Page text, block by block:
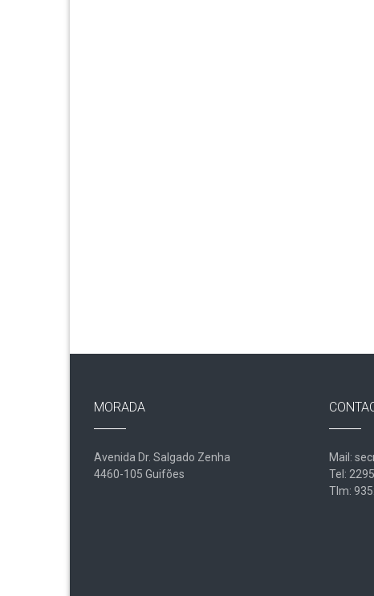
MORADA
Avenida Dr. Salgado Zenha
4460-105 Guifões
Mail:
Tel:
Tlm: